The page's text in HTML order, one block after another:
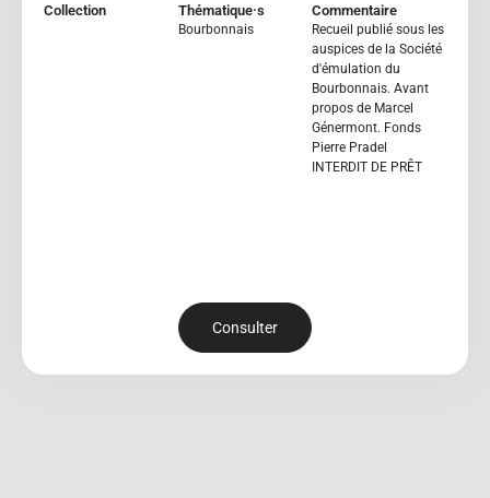
Collection Thématique·s
Bourbonnais
Commentaire
Recueil publié sous les
auspices de la Société
d'émulation du
Bourbonnais. Avant
propos de Marcel
Génermont. Fonds
Pierre Pradel
INTERDIT DE PRÊT
Consulter